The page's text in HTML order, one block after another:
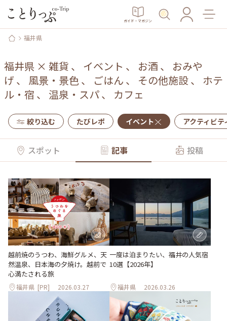
ガイド・マガジン
福井県
福井県 × 雑貨 、 イベント 、 お酒 、 おみや
げ 、 風景・景色、 ごはん 、 その他施設、 ホテ
ル・宿 、 温泉・スパ、 カフェ
絞り込む たびレポ イベント アクティビテ
スポット 記事 投稿
越前焼のうつわ、海鮮グルメ、天
然温泉、日本海の夕焼け。越前で
心満たされる旅
福井県 [PR] 2026.03.27
一度は泊まりたい、福井の人気宿
10選【2026年】
福井県 2026.03.26